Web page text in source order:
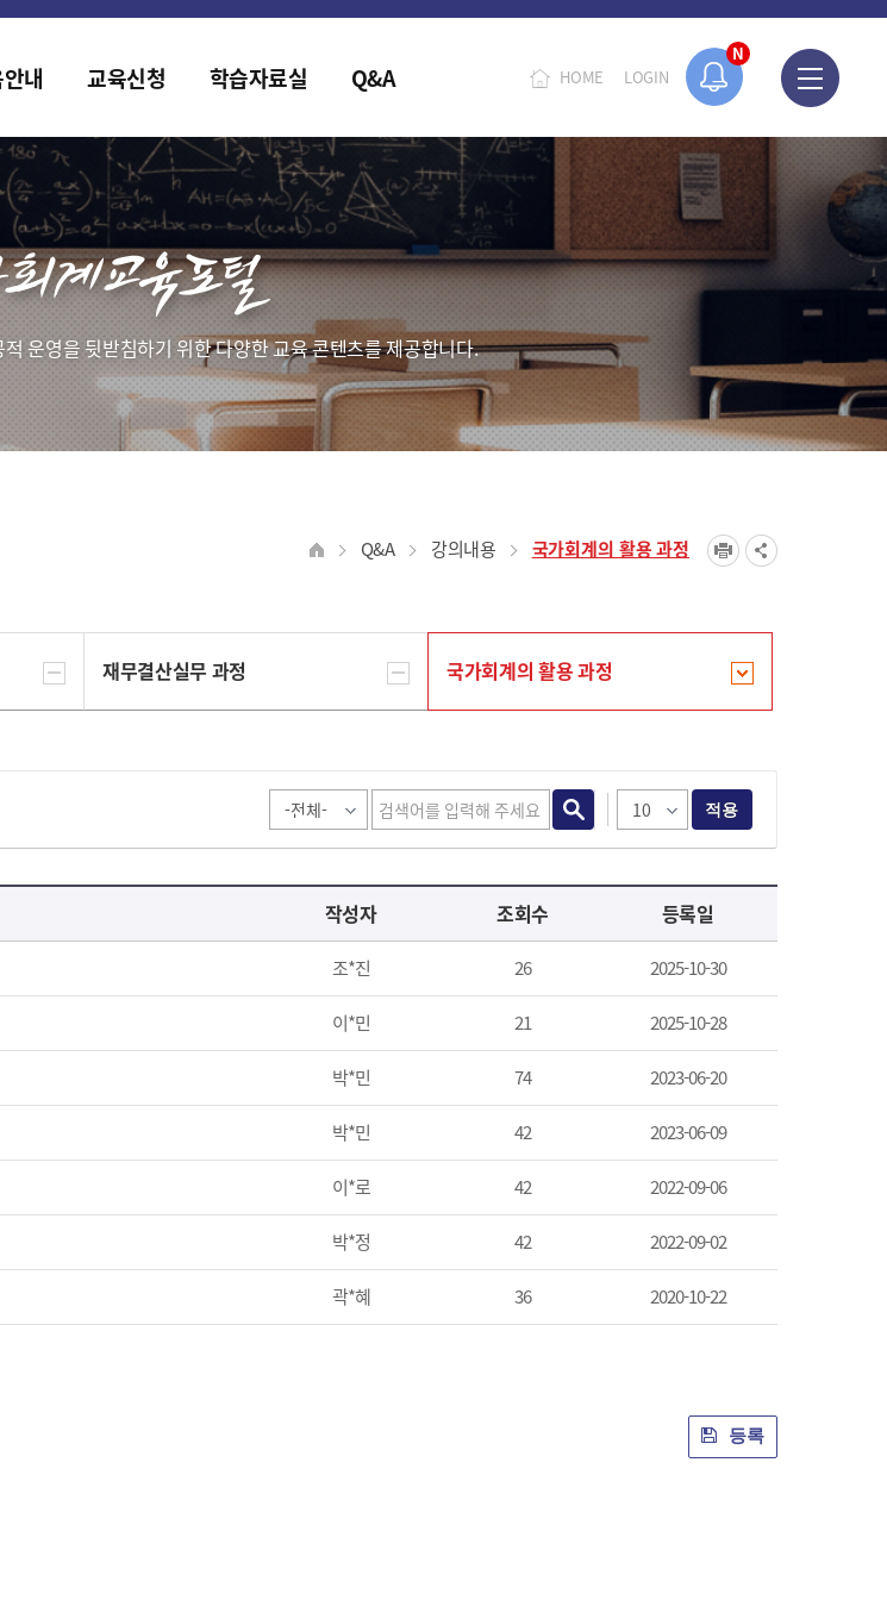
N
개편되었습니다.
HOME LOGIN
내 교육신청 학습자료실 Q&A
운영을 뒷받침하기 위한 다양한 교육 콘텐츠를 제공합니다.
Q&A 강의내용 국가회계의 활용 과정
재무결산실무 과정 국가회계의 활용 과정
적용
작성자 조회수 등록일
조*진 26 2025-10-30
이*민 21 2025-10-28
박*민 74 2023-06-20
박*민 42 2023-06-09
이*로 42 2022-09-06
박*정 42 2022-09-02
곽*혜 36 2020-10-22
등록